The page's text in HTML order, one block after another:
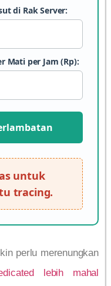
di Rak Server:
Mati per Jam (Rp):
untuk
tracing.
perlu merenungkan
lebih mahal